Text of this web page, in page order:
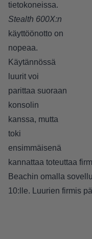
tietokoneissa.
Stealth 600X:n
käyttöönotto on
nopeaa.
Käytännössä
luurit voi
parittaa suoraan
konsolin
kanssa, mutta
toki
ensimmäisenä
kannattaa toteuttaa
Beachin omalla
10:lle. Luurien firmis